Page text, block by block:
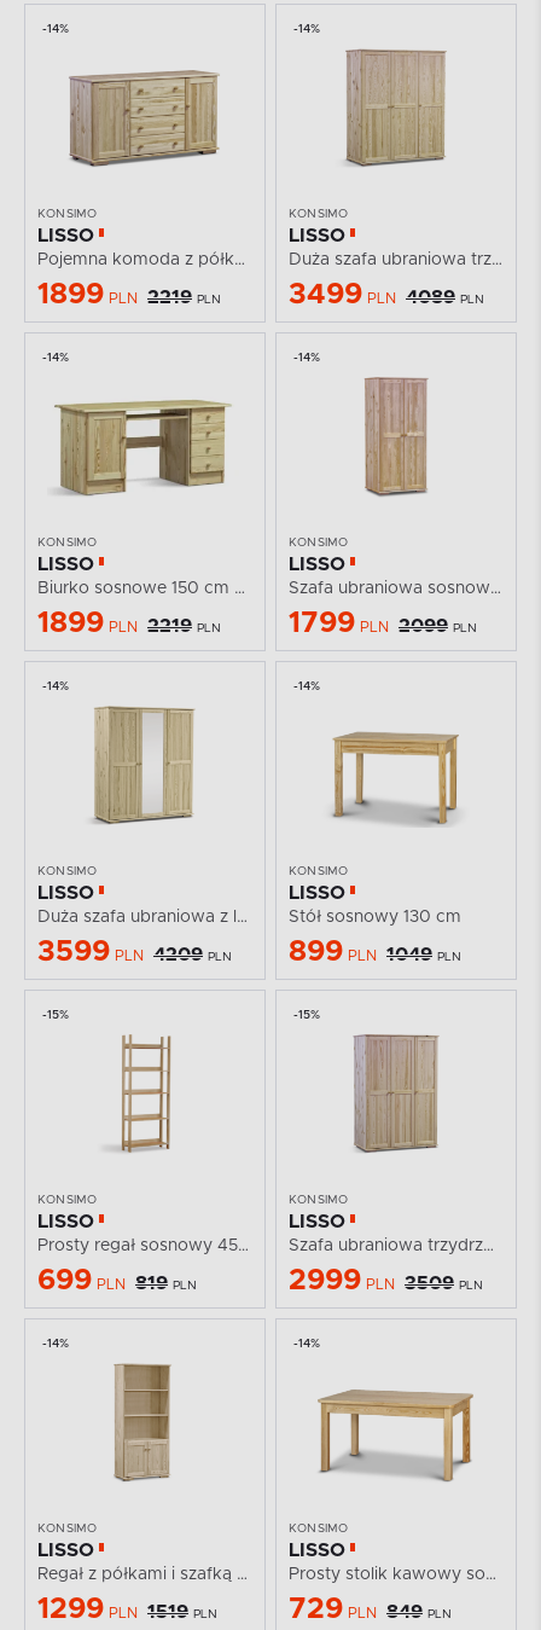
-14%
KONSIMO
LISSO
Pojemna komoda z półkami i szufladami sosnowa
1899 PLN 2219 PLN
-14%
KONSIMO
LISSO
Duża szafa ubraniowa trzydrzwiowa sosnowa
3499 PLN 4089 PLN
-14%
KONSIMO
LISSO
Biurko sosnowe 150 cm z szufladami i półkami
1899 PLN 2219 PLN
-14%
KONSIMO
LISSO
Szafa ubraniowa sosnowa 82 cm
1799 PLN 2099 PLN
-14%
KONSIMO
LISSO
Duża szafa ubraniowa z lustrem sosnowa
3599 PLN 4209 PLN
-14%
KONSIMO
LISSO
Stół sosnowy 130 cm
899 PLN 1049 PLN
-15%
KONSIMO
LISSO
Prosty regał sosnowy 45 cm
699 PLN 819 PLN
-15%
KONSIMO
LISSO
Szafa ubraniowa trzydrzwiowa sosnowa
2999 PLN 3509 PLN
-14%
KONSIMO
LISSO
Regał z półkami i szafką sosnowy
1299 PLN 1519 PLN
-14%
KONSIMO
LISSO
Prosty stolik kawowy sosnowy
729 PLN 849 PLN